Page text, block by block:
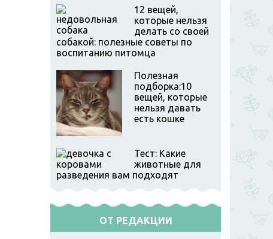
12 вещей,
которые нельзя
делать со своей
собакой: полезные советы по
воспитанию питомца
Полезная
подборка:10
вещей, которые
нельзя давать
есть кошке
Тест: Какие
животные для
разведения вам подходят
ОТ РЕДАКЦИИ